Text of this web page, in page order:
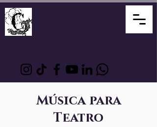
Música para
Teatro